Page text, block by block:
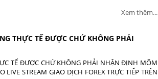
Xem thêm...
THỰC TẾ ĐƯỢC CHỨ KHÔNG PHẢI
TẾ ĐƯỢC CHỨ KHÔNG PHẢI NHẬN ĐỊNH MÕM
STREAM GIAO DỊCH FOREX TRỰC TIẾP TRÊN